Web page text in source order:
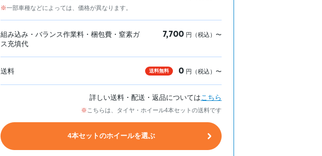
一部車種などによっては、価格が異なります。
組み込み・バランス作業料・梱包費・窒素ガ
ス充填代
7,700 円（税込）〜
送料 送料無料 0 円（税込）〜
詳しい送料・配送・返品についてはこちら
こちらは、タイヤ・ホイール4本セットの送料です
4本セットのホイールを選ぶ